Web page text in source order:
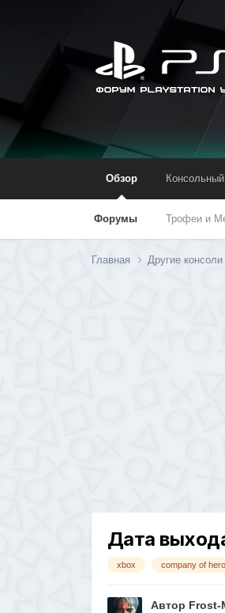
Обзор
Форумы Трофеи и
Главная Другие
Дата
xbox company of
Автор Frost-